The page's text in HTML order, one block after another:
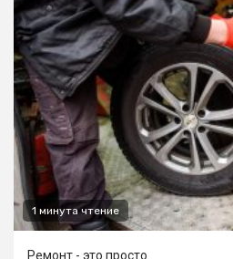
1 минута чтение
Ремонт - это просто